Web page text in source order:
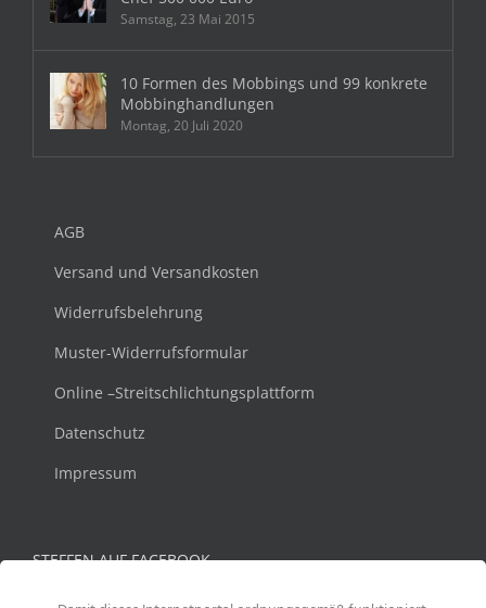
Samstag, 23 Mai 2015
10 Formen des Mobbings und 99 konkrete
Mobbinghandlungen
Montag, 20 Juli 2020
AGB
Versand und Versandkosten
Widerrufsbelehrung
Muster-Widerrufsformular
Online –Streitschlichtungsplattform
Datenschutz
Impressum
STEFFEN AUF FACEBOOK